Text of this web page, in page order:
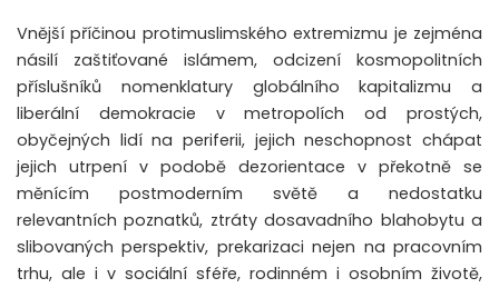
Vnější příčinou protimuslimského extremizmu je zejména
násilí zaštiťované islámem, odcizení kosmopolitních
příslušníků nomenklatury globálního kapitalizmu a
liberální demokracie v metropolích od prostých,
obyčejných lidí na periferii, jejich neschopnost chápat
jejich utrpení v podobě dezorientace v překotně se
měnícím postmoderním světě a nedostatku
relevantních poznatků, ztráty dosavadního blahobytu a
slibovaných perspektiv, prekarizaci nejen na pracovním
trhu, ale i v sociální sféře, rodinném i osobním životě,